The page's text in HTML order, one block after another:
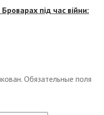
під час війни:
Обязательные поля